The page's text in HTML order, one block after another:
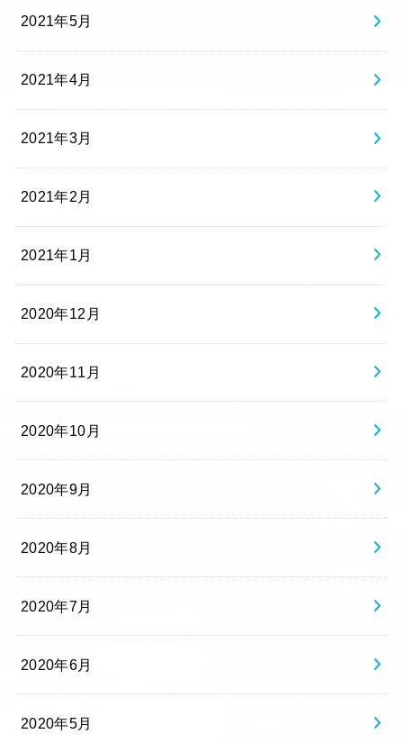
2021年5月
2021年4月
2021年3月
2021年2月
2021年1月
2020年12月
2020年11月
2020年10月
2020年9月
2020年8月
2020年7月
2020年6月
2020年5月